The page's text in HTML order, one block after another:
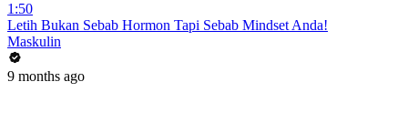
1:50
Letih Bukan Sebab Hormon Tapi Sebab Mindset Anda!
Maskulin
9 months ago